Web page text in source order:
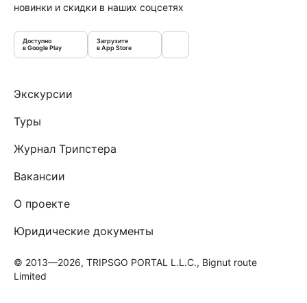
новинки и скидки в наших соцсетях
Доступно
в Google Play
Загрузите
в App Store
Экскурсии
Туры
Журнал Трипстера
Вакансии
О проекте
Юридические документы
© 2013—2026, TRIPSGO PORTAL L.L.C., Bignut route
Limited